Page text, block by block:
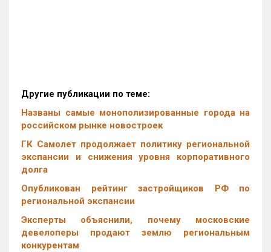
Другие публикации по теме:
Названы самые монополизированные города на
российском рынке новостроек
ГК Самолет продолжает политику региональной
экспансии и снижения уровня корпоративного
долга
Опубликован рейтинг застройщиков РФ по
региональной экспансии
Эксперты объяснили, почему московские
девелоперы продают землю региональным
конкурентам